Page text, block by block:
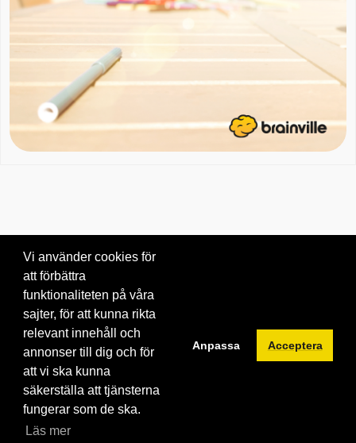
© 2026 Brainville AB. |Villkor för tjänsten
Byt språk:
Vi använder cookies för
att förbättra
funktionaliteten på våra
sajter, för att kunna rikta
relevant innehåll och
annonser till dig och för
att vi ska kunna
säkerställa att tjänsterna
fungerar som de ska.
Läs mer
Anpassa Acceptera